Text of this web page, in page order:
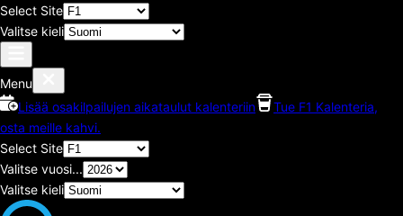
Select Site
Valitse kieli
Menu
Lisää osakilpailujen aikataulut kalenteriin
Tue F1 Kalenteria,
osta meille kahvi.
Select Site
Valitse vuosi...
Valitse kieli